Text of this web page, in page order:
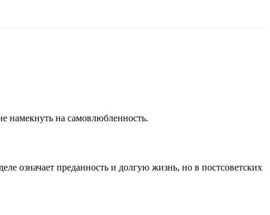
намекнуть на самовлюбленность.
означает преданность и долгую жизнь, но в постсоветских